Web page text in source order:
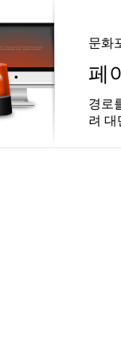
문화
페
경로
려 대